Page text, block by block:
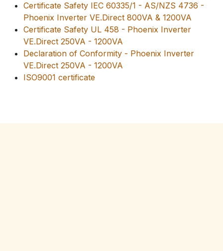
Certificate Safety IEC 60335/1 - AS/NZS 4736 -
Phoenix Inverter VE.Direct 800VA & 1200VA
Certificate Safety UL 458 - Phoenix Inverter
VE.Direct 250VA - 1200VA
Declaration of Conformity - Phoenix Inverter
VE.Direct 250VA - 1200VA
ISO9001 certificate